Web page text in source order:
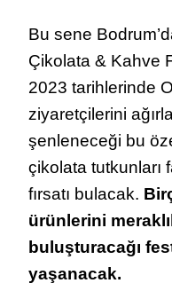
Bu sene
Çikolata & Kahve
2023 tarihlerinde
ziyaretçilerini
şenleneceği bu
çikolata tutkunları
fırsatı bulacak.
ürünlerini
buluşturacağı
yaşanacak.